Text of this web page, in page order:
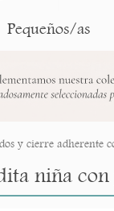
Pequeños/as
y cierre adherente
niña con